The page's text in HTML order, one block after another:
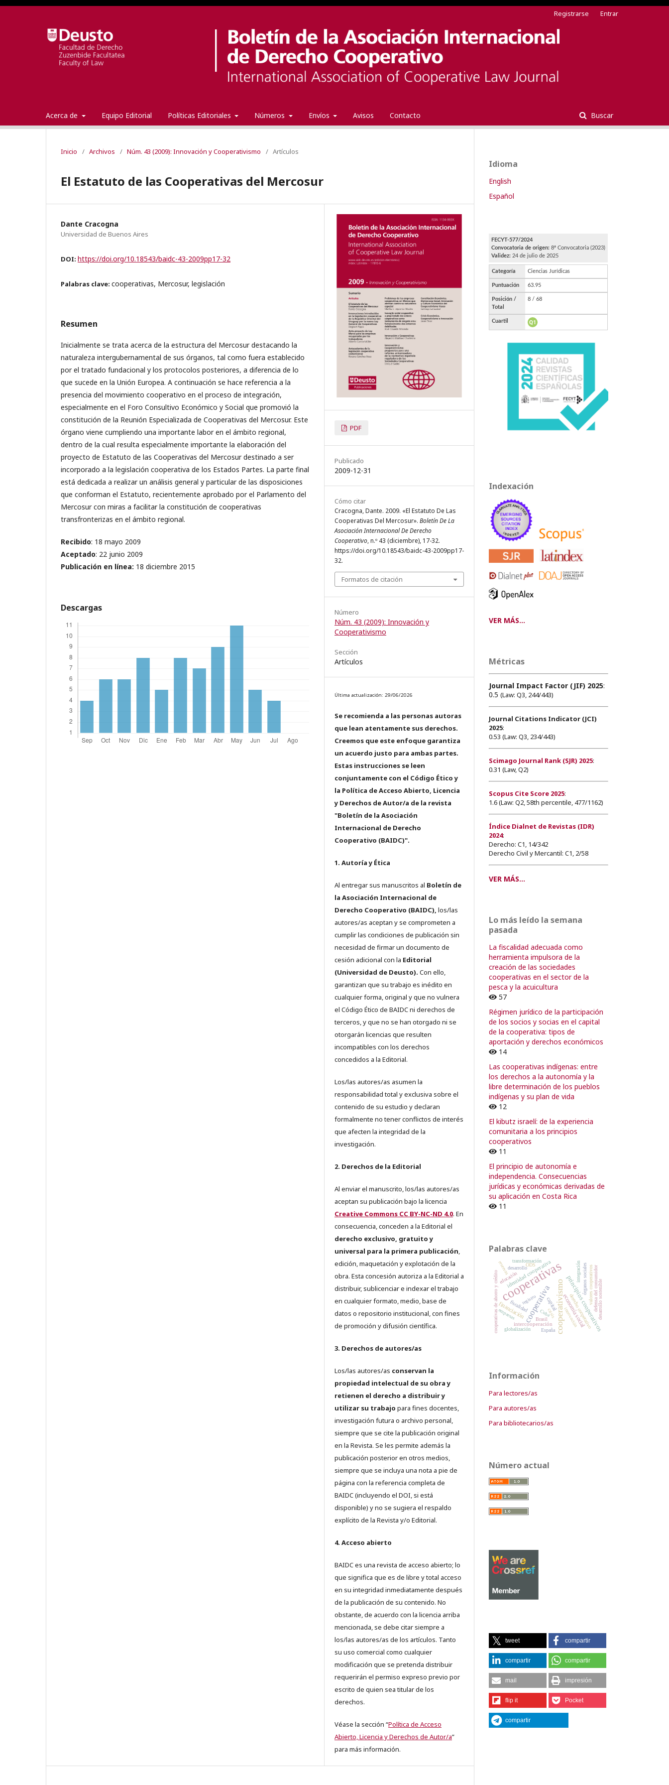
Acerca de Equipo Editorial Políticas Editoriales Números Envíos Avisos Contacto Buscar
Registrarse Entrar
Inicio / Archivos / Núm. 43 (2009): Innovación y Cooperativismo / Artículos
El Estatuto de las Cooperativas del Mercosur
Dante Cracogna
Universidad de Buenos Aires
DOI: https://doi.org/10.18543/baidc-43-2009pp17-32
Palabras clave: cooperativas, Mercosur, legislación
Resumen
Inicialmente se trata acerca de la estructura del Mercosur destacando la
naturaleza intergubernamental de sus órganos, tal como fuera establecido
por el tratado fundacional y los protocolos posteriores, a diferencia de lo
que sucede en la Unión Europea. A continuación se hace referencia a la
presencia del movimiento cooperativo en el proceso de integración,
especialmente en el Foro Consultivo Económico y Social que promovió la
constitución de la Reunión Especializada de Cooperativas del Mercosur. Este
órgano viene cumpliendo una importante labor en el ámbito regional,
dentro de la cual resulta especialmente importante la elaboración del
proyecto de Estatuto de las Cooperativas del Mercosur destinado a ser
incorporado a la legislación cooperativa de los Estados Partes. La parte final
está dedicada a realizar un análisis general y particular de las disposiciones
que conforman el Estatuto, recientemente aprobado por el Parlamento del
Mercosur con miras a facilitar la constitución de cooperativas
transfronterizas en el ámbito regional.
Recibido: 18 mayo 2009
Aceptado: 22 junio 2009
Publicación en línea: 18 diciembre 2015
Descargas
PDF
Publicado
2009-12-31
Cómo citar
Cracogna, Dante. 2009. «El Estatuto De Las
Cooperativas Del Mercosur». Boletín De La
Asociación Internacional De Derecho
Cooperativo, n.º 43 (diciembre), 17-32.
https://doi.org/10.18543/baidc-43-2009pp17-
32.
Formatos de citación
Número
Núm. 43 (2009): Innovación y
Cooperativismo
Sección
Artículos
Última actualización: 29/06/2026
Se recomienda a las personas autoras
que lean atentamente sus derechos.
Creemos que este enfoque garantiza
un acuerdo justo para ambas partes.
Estas instrucciones se leen
conjuntamente con el Código Ético y
la Política de Acceso Abierto, Licencia
y Derechos de Autor/a de la revista
"Boletín de la Asociación
Internacional de Derecho
Cooperativo (BAIDC)".
1. Autoría y Ética
Al entregar sus manuscritos al Boletín de
la Asociación Internacional de
Derecho Cooperativo (BAIDC), los/las
autores/as aceptan y se comprometen a
cumplir las condiciones de publicación sin
necesidad de firmar un documento de
cesión adicional con la Editorial
(Universidad de Deusto). Con ello,
garantizan que su trabajo es inédito en
cualquier forma, original y que no vulnera
el Código Ético de BAIDC ni derechos de
terceros, y que no se han otorgado ni se
otorgarán licencias que resulten
incompatibles con los derechos
concedidos a la Editorial.
Los/las autores/as asumen la
responsabilidad total y exclusiva sobre el
contenido de su estudio y declaran
formalmente no tener conflictos de interés
que afecten la integridad de la
investigación.
2. Derechos de la Editorial
Al enviar el manuscrito, los/las autores/as
aceptan su publicación bajo la licencia
Creative Commons CC BY-NC-ND 4.0. En
consecuencia, conceden a la Editorial el
derecho exclusivo, gratuito y
universal para la primera publicación,
edición, maquetación y explotación de la
obra. Esta concesión autoriza a la Editorial a
distribuir, sublicenciar e indexar el trabajo
en cualquier formato, medio, base de
datos o repositorio institucional, con fines
de promoción y difusión científica.
3. Derechos de autores/as
Los/las autores/as conservan la
propiedad intelectual de su obra y
retienen el derecho a distribuir y
utilizar su trabajo para fines docentes,
investigación futura o archivo personal,
siempre que se cite la publicación original
en la Revista. Se les permite además la
publicación posterior en otros medios,
siempre que se incluya una nota a pie de
página con la referencia completa de
BAIDC (incluyendo el DOI, si está
disponible) y no se sugiera el respaldo
explícito de la Revista y/o Editorial.
4. Acceso abierto
BAIDC es una revista de acceso abierto; lo
que significa que es de libre y total acceso
en su integridad inmediatamente después
de la publicación de su contenido. No
obstante, de acuerdo con la licencia arriba
mencionada, se debe citar siempre a
los/las autores/as de los artículos. Tanto
su uso comercial como cualquier
modificación que se pretenda distribuir
requerirán el permiso expreso previo por
escrito de quien sea titular de los
derechos.
Véase la sección “Política de Acceso
Abierto, Licencia y Derechos de Autor/a”
para más información.
Idioma
English
Español
Indexación
VER MÁS...
Métricas
Journal Impact Factor (JIF) 2025:
0.5 (Law: Q3, 244/443)
Journal Citations Indicator (JCI)
2025:
0.53 (Law: Q3, 234/443)
Scimago Journal Rank (SJR) 2025:
0.31 (Law, Q2)
Scopus Cite Score 2025:
1.6 (Law: Q2, 58th percentile, 477/1162)
Índice Dialnet de Revistas (IDR)
2024:
Derecho: C1, 14/342
Derecho Civil y Mercantil: C1, 2/58
VER MÁS...
Lo más leído la semana
pasada
La fiscalidad adecuada como
herramienta impulsora de la
creación de las sociedades
cooperativas en el sector de la
pesca y la acuicultura
57
Régimen jurídico de la participación
de los socios y socias en el capital
de la cooperativa: tipos de
aportación y derechos económicos
14
Las cooperativas indígenas: entre
los derechos a la autonomía y la
libre determinación de los pueblos
indígenas y su plan de vida
12
El kibutz israelí: de la experiencia
comunitaria a los principios
cooperativos
11
El principio de autonomía e
independencia. Consecuencias
jurídicas y económicas derivadas de
su aplicación en Costa Rica
11
Palabras clave
cooperativas
cooperativismo
cooperativa principios cooperativos
economía social
financiación capital
identidad cooperativa
intercooperación
valores cooperativos
fiscalidad
transformación
educación
derecho cooperativo
órganos sociales
globalización
cooperativas de ahorro y crédito innovación
desarrollo
Cuba desarrollo sostenible
crisis
España
integración defensa del consumidor
reservas
registro
empresas Brasil
ODS
Información
Para lectores/as
Para autores/as
Para bibliotecarios/as
Número actual
tweet compartir
compartir compartir
mail impresión
flip it Pocket
compartir